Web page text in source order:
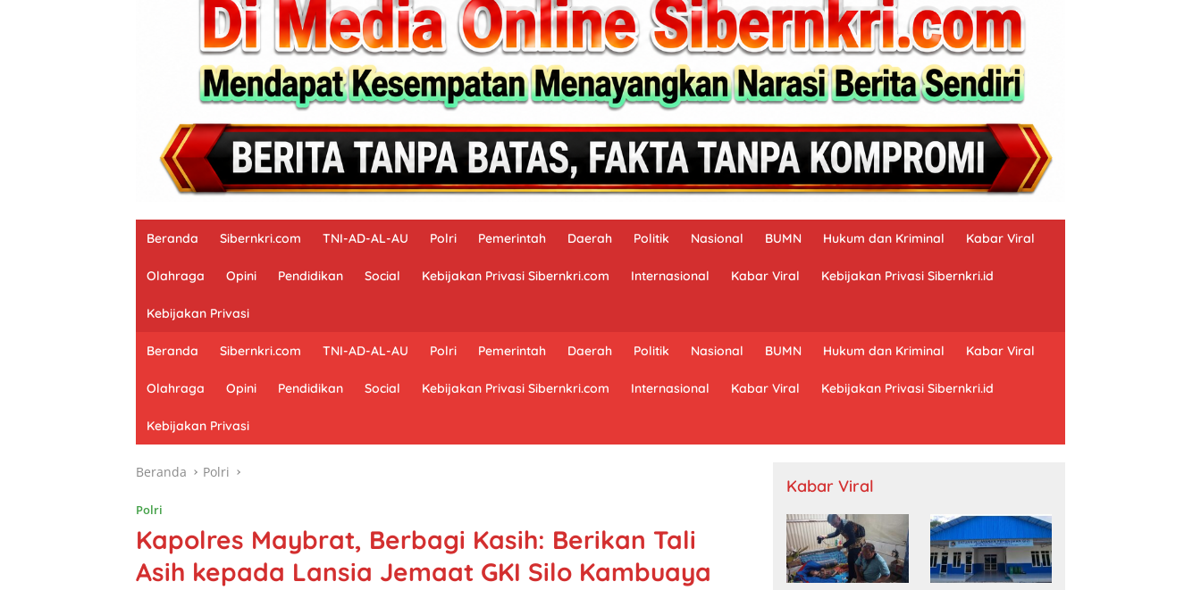
Beranda Sibernkri.com TNI-AD-AL-AU Polri Pemerintah Daerah Politik Nasional BUMN Hukum dan Kriminal Kabar Viral
Olahraga Opini Pendidikan Social Kebijakan Privasi Sibernkri.com Internasional Kabar Viral Kebijakan Privasi Sibernkri.id
Kebijakan Privasi
Beranda Sibernkri.com TNI-AD-AL-AU Polri Pemerintah Daerah Politik Nasional BUMN Hukum dan Kriminal Kabar Viral
Olahraga Opini Pendidikan Social Kebijakan Privasi Sibernkri.com Internasional Kabar Viral Kebijakan Privasi Sibernkri.id
Kebijakan Privasi
Beranda Polri
Polri
Kapolres Maybrat, Berbagi Kasih: Berikan Tali
Asih kepada Lansia Jemaat GKI Silo Kambuaya
Kabar Viral